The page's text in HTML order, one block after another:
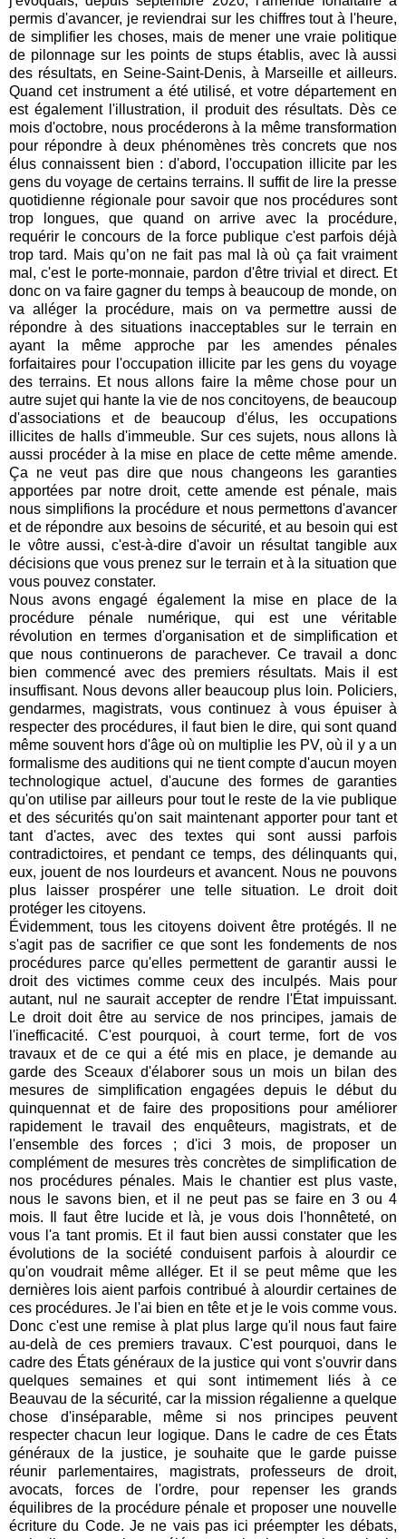
permis d'avancer, je reviendrai sur les chiffres tout à l'heure,
de simplifier les choses, mais de mener une vraie politique
de pilonnage sur les points de stups établis, avec là aussi
des résultats, en Seine-Saint-Denis, à Marseille et ailleurs.
Quand cet instrument a été utilisé, et votre département en
est également l'illustration, il produit des résultats. Dès ce
mois d'octobre, nous procéderons à la même transformation
pour répondre à deux phénomènes très concrets que nos
élus connaissent bien : d'abord, l'occupation illicite par les
gens du voyage de certains terrains. Il suffit de lire la presse
quotidienne régionale pour savoir que nos procédures sont
trop longues, que quand on arrive avec la procédure,
requérir le concours de la force publique c'est parfois déjà
trop tard. Mais qu’on ne fait pas mal là où ça fait vraiment
mal, c'est le porte-monnaie, pardon d'être trivial et direct. Et
donc on va faire gagner du temps à beaucoup de monde, on
va alléger la procédure, mais on va permettre aussi de
répondre à des situations inacceptables sur le terrain en
ayant la même approche par les amendes pénales
forfaitaires pour l'occupation illicite par les gens du voyage
des terrains. Et nous allons faire la même chose pour un
autre sujet qui hante la vie de nos concitoyens, de beaucoup
d'associations et de beaucoup d'élus, les occupations
illicites de halls d'immeuble. Sur ces sujets, nous allons là
aussi procéder à la mise en place de cette même amende.
Ça ne veut pas dire que nous changeons les garanties
apportées par notre droit, cette amende est pénale, mais
nous simplifions la procédure et nous permettons d'avancer
et de répondre aux besoins de sécurité, et au besoin qui est
le vôtre aussi, c'est-à-dire d'avoir un résultat tangible aux
décisions que vous prenez sur le terrain et à la situation que
vous pouvez constater.
Nous avons engagé également la mise en place de la
procédure pénale numérique, qui est une véritable
révolution en termes d'organisation et de simplification et
que nous continuerons de parachever. Ce travail a donc
bien commencé avec des premiers résultats. Mais il est
insuffisant. Nous devons aller beaucoup plus loin. Policiers,
gendarmes, magistrats, vous continuez à vous épuiser à
respecter des procédures, il faut bien le dire, qui sont quand
même souvent hors d'âge où on multiplie les PV, où il y a un
formalisme des auditions qui ne tient compte d'aucun moyen
technologique actuel, d'aucune des formes de garanties
qu'on utilise par ailleurs pour tout le reste de la vie publique
et des sécurités qu'on sait maintenant apporter pour tant et
tant d'actes, avec des textes qui sont aussi parfois
contradictoires, et pendant ce temps, des délinquants qui,
eux, jouent de nos lourdeurs et avancent. Nous ne pouvons
plus laisser prospérer une telle situation. Le droit doit
protéger les citoyens.
Évidemment, tous les citoyens doivent être protégés. Il ne
s'agit pas de sacrifier ce que sont les fondements de nos
procédures parce qu'elles permettent de garantir aussi le
droit des victimes comme ceux des inculpés. Mais pour
autant, nul ne saurait accepter de rendre l'État impuissant.
Le droit doit être au service de nos principes, jamais de
l'inefficacité. C'est pourquoi, à court terme, fort de vos
travaux et de ce qui a été mis en place, je demande au
garde des Sceaux d'élaborer sous un mois un bilan des
mesures de simplification engagées depuis le début du
quinquennat et de faire des propositions pour améliorer
rapidement le travail des enquêteurs, magistrats, et de
l'ensemble des forces ; d'ici 3 mois, de proposer un
complément de mesures très concrètes de simplification de
nos procédures pénales. Mais le chantier est plus vaste,
nous le savons bien, et il ne peut pas se faire en 3 ou 4
mois. Il faut être lucide et là, je vous dois l'honnêteté, on
vous l'a tant promis. Et il faut bien aussi constater que les
évolutions de la société conduisent parfois à alourdir ce
qu'on voudrait même alléger. Et il se peut même que les
dernières lois aient parfois contribué à alourdir certaines de
ces procédures. Je l'ai bien en tête et je le vois comme vous.
Donc c'est une remise à plat plus large qu'il nous faut faire
au-delà de ces premiers travaux. C'est pourquoi, dans le
cadre des États généraux de la justice qui vont s'ouvrir dans
quelques semaines et qui sont intimement liés à ce
Beauvau de la sécurité, car la mission régalienne a quelque
chose d'inséparable, même si nos principes peuvent
respecter chacun leur logique. Dans le cadre de ces États
généraux de la justice, je souhaite que le garde puisse
réunir parlementaires, magistrats, professeurs de droit,
avocats, forces de l'ordre, pour repenser les grands
équilibres de la procédure pénale et proposer une nouvelle
écriture du Code. Je ne vais pas ici préempter les débats,